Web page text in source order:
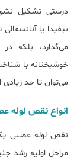
درستی تشکیل
بیفیدا یا
می‌گذارد، بلکه
خوشبختانه با
می‌توان تا حد زیادی
انواع نقص لوله
نقص لوله عصبی
مراحل اولیه رشد